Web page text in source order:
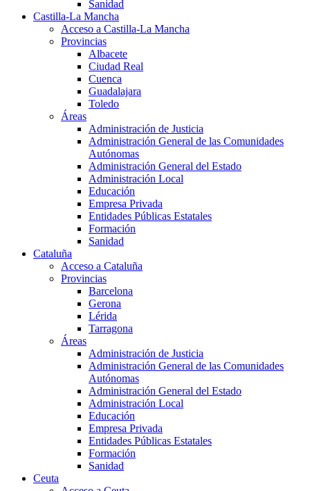
Sanidad
Castilla-La Mancha
Acceso a Castilla-La Mancha
Provincias
Albacete
Ciudad Real
Cuenca
Guadalajara
Toledo
Áreas
Administración de Justicia
Administración General de las Comunidades
Autónomas
Administración General del Estado
Administración Local
Educación
Empresa Privada
Entidades Públicas Estatales
Formación
Sanidad
Cataluña
Acceso a Cataluña
Provincias
Barcelona
Gerona
Lérida
Tarragona
Áreas
Administración de Justicia
Administración General de las Comunidades
Autónomas
Administración General del Estado
Administración Local
Educación
Empresa Privada
Entidades Públicas Estatales
Formación
Sanidad
Ceuta